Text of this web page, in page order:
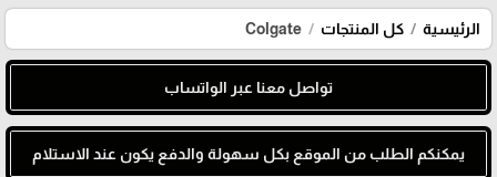
الرئيسية كل المنتجات Colgate
تواصل معنا عبر الواتساب
يمكنكم الطلب من الموقع بكل سهولة والدفع يكون عند الاستلام